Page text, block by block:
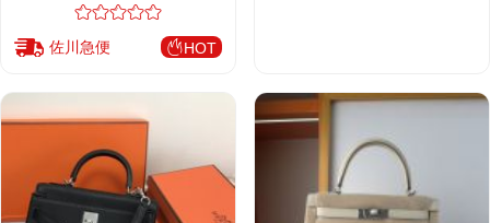
佐川急便 HOT